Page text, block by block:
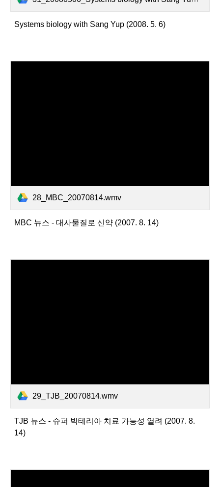
Systems biology with Sang Yup (2008. 5. 6)
28_MBC_20070814.wmv
MBC 뉴스 - 대사물질로 신약 (2007. 8. 14)
29_TJB_20070814.wmv
TJB 뉴스 - 슈퍼 박테리아 치료 가능성 열려 (2007. 8.
14)